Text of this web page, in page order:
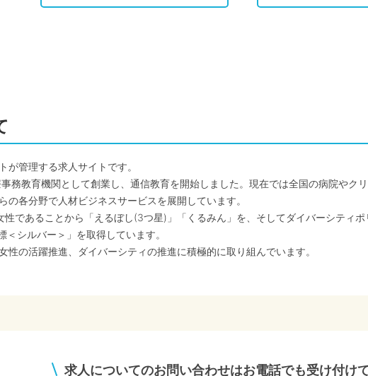
が管理する求人サイトです。
務教育機関として創業し、通信教育を開始しました。現在では全国の病院やク
の各分野で人材ビジネスサービスを展開しています。
性であることから「えるぼし(3つ星)」「くるみん」を、そしてダイバーシティ
＜シルバー＞」を取得しています。
性の活躍推進、ダイバーシティの推進に積極的に取り組んでいます。
求人についてのお問い合わせはお電話でも受け付け